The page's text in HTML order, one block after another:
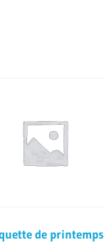
de printemps